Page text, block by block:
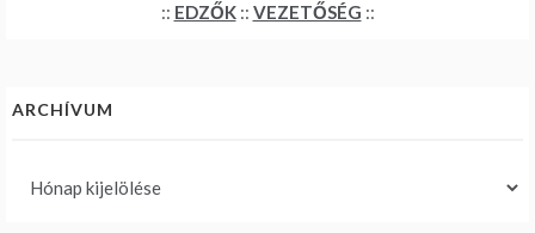
:: EDZŐK:: VEZETŐSÉG ::
ARCHÍVUM